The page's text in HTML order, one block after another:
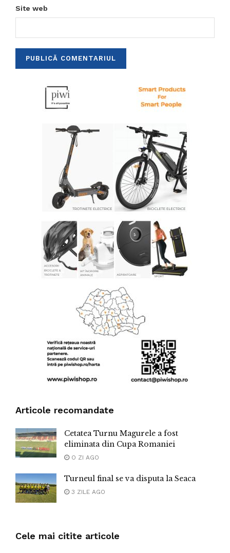
Site web
Articole recomandate
Cetatea Turnu Magurele a fost
eliminata din Cupa Romaniei
O ZI AGO
Turneul final se va disputa la Seaca
3 ZILE AGO
Cele mai citite articole